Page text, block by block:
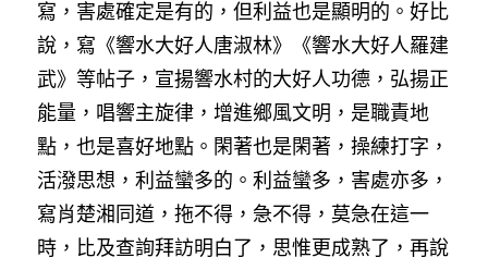
寫，害處確定是有的，但利益也是顯明的。好比
說，寫《響水大好人唐淑林》《響水大好人羅建
武》等帖子，宣揚響水村的大好人功德，弘揚正
能量，唱響主旋律，增進鄉風文明，是職責地
點，也是喜好地點。閑著也是閑著，操練打字，
活潑思想，利益蠻多的。利益蠻多，害處亦多，
寫肖楚湘同道，拖不得，急不得，莫急在這一
時，比及查詢拜訪明白了，思惟更成熟了，再說